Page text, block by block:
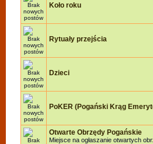
Koło roku
Rytuały przejścia
Dzieci
PoKER (Pogański Krąg
Otwarte Obrzędy Pogańskie
Miejsce na ogłaszanie otwartych